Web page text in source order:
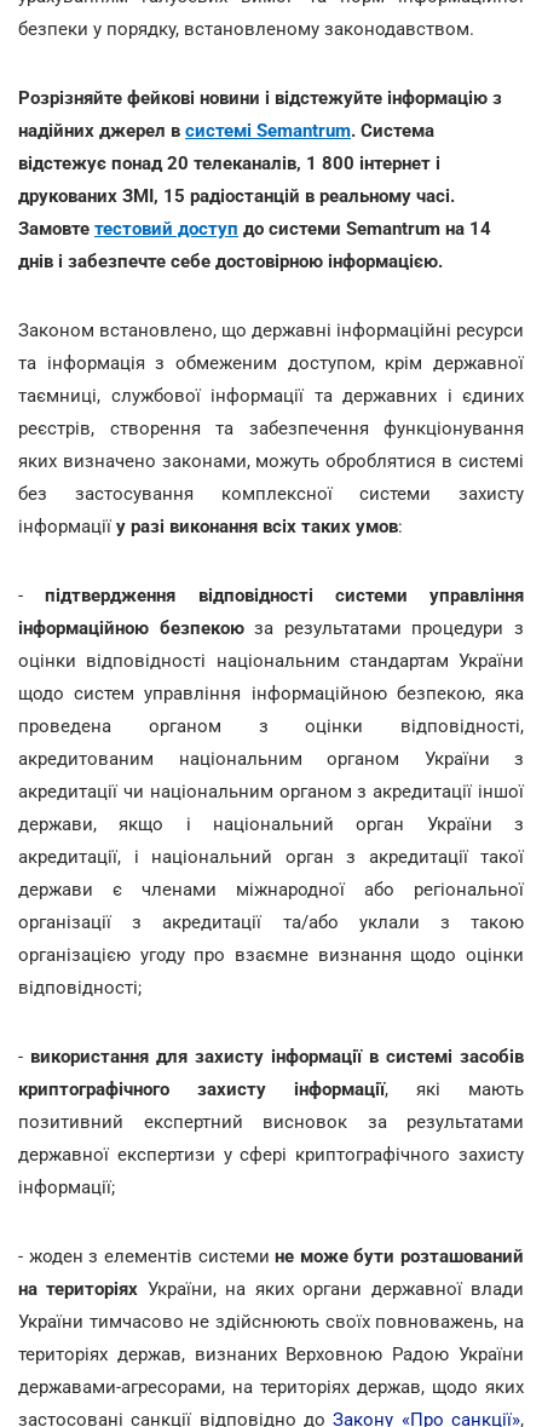
безпеки у порядку, встановленому законодавством.
Розрізняйте фейкові новини і відстежуйте інформацію з
надійних джерел в системі Semantrum. Система
відстежує понад 20 телеканалів, 1 800 інтернет і
друкованих ЗМІ, 15 радіостанцій в реальному часі.
Замовте тестовий доступ до системи Semantrum на 14
днів і забезпечте себе достовірною інформацією.
Законом встановлено, що державні інформаційні ресурси
та інформація з обмеженим доступом, крім державної
таємниці, службової інформації та державних і єдиних
реєстрів, створення та забезпечення функціонування
яких визначено законами, можуть оброблятися в системі
без застосування комплексної системи захисту
інформації у разі виконання всіх таких умов:
-підтвердження відповідності системи управління
інформаційною безпекоюза результатами процедури з
оцінки відповідності національним стандартам України
щодо систем управління інформаційною безпекою, яка
проведена органом з оцінки відповідності,
акредитованим національним органом України з
акредитації чи національним органом з акредитації іншої
держави, якщо і національний орган України з
акредитації, і національний орган з акредитації такої
держави є членами міжнародної або регіональної
організації з акредитації та/або уклали з такою
організацією угоду про взаємне визнання щодо оцінки
відповідності;
- використання для захисту інформації в системі засобів
криптографічного захисту інформації, які мають
позитивний експертний висновок за результатами
державної експертизи у сфері криптографічного захисту
інформації;
- жоден з елементів системине може бути розташований
на територіях України, на яких органи державної влади
України тимчасово не здійснюють своїх повноважень, на
територіях держав, визнаних Верховною Радою України
державами-агресорами, на територіях держав, щодо яких
застосовані санкції відповідно доЗакону «Про санкції»,